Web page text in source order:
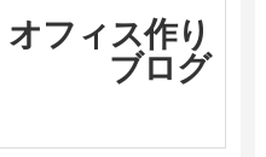
オフィス作り
ブログ